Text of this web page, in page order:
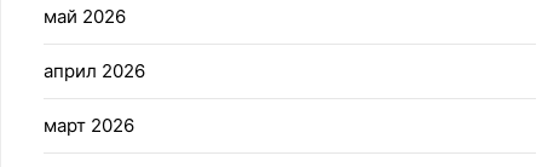
май 2026
април 2026
март 2026